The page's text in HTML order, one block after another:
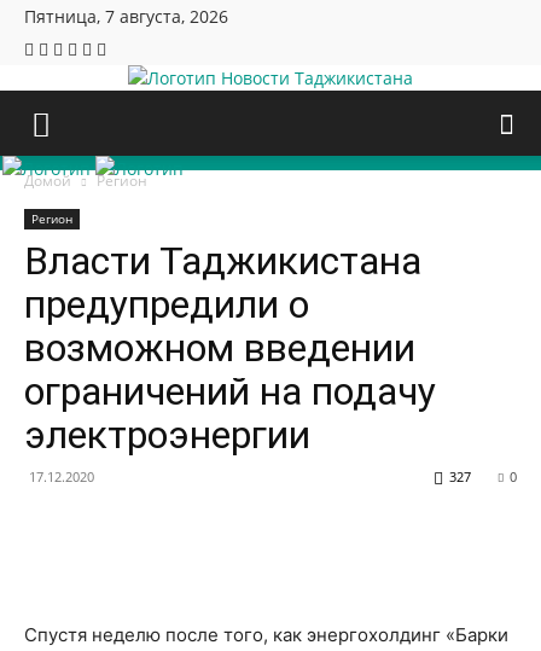
Пятница, 7 августа, 2026
Новости Таджикистана
Домой Регион
Регион
Власти Таджикистана
предупредили о
возможном введении
ограничений на подачу
электроэнергии
17.12.2020 0
327
Спустя неделю после того, как энергохолдинг «Барки